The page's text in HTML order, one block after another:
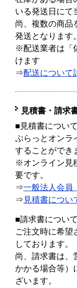
いる発送日にて
尚、複数の商品
発送となります。
※配送業者は「
けます
⇒配送について
見積書・請求
■見積書について
ぷらっとオンラ
することができ
※オンライン見
要です。
⇒一般法人会員
⇒ 見積書につい
■請求書について
ご注文時に希望
しております。
尚、請求書は、
かかる場合等）
ざいます。